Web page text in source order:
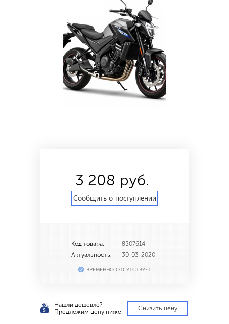
3 208 руб.
Сообщить о поступлении
Код товара:
8307614
Актуальность:
30-03-2020
ВРЕМЕННО ОТСУТСТВУЕТ
Нашли дешевле?
Предложим цену ниже!
Снизить цену